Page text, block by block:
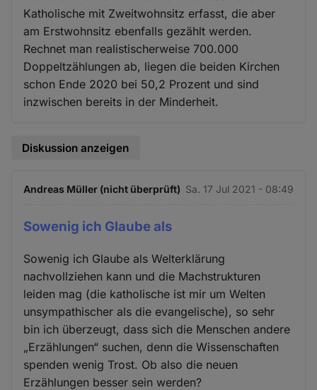
Katholische mit Zweitwohnsitz erfasst, die aber
am Erstwohnsitz ebenfalls gezählt werden.
Rechnet man realistischerweise 700.000
Doppeltzählungen ab, liegen die beiden Kirchen
schon Ende 2020 bei 50,2 Prozent und sind
inzwischen bereits in der Minderheit.
Diskussion anzeigen
Andreas Müller (nicht überprüft) Sa. 17 Jul 2021 - 08:49
Sowenig ich Glaube als
Sowenig ich Glaube als Welterklärung
nachvollziehen kann und die Machstrukturen
leiden mag (die katholische ist mir um Welten
unsympathischer als die evangelische), so sehr
bin ich überzeugt, dass sich die Menschen andere
„Erzählungen“ suchen, denn die Wissenschaften
spenden wenig Trost. Ob also die neuen
Erzählungen besser sein werden?